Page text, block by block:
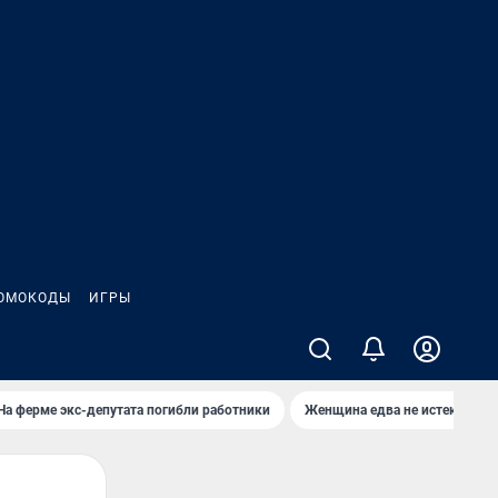
ИГРЫ
ферме экс-депутата погибли работники Женщина едва не истекла